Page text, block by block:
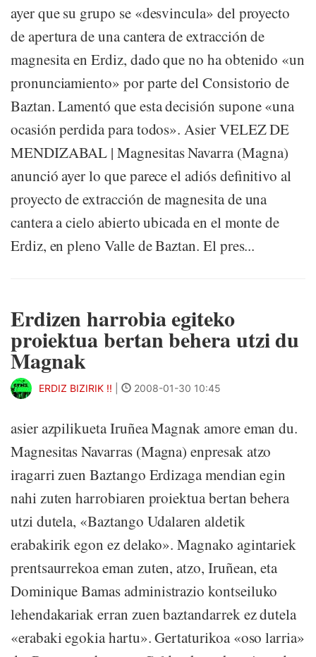
ayer que su grupo se «desvincula» del proyecto
de apertura de una cantera de extracción de
magnesita en Erdiz, dado que no ha obtenido «un
pronunciamiento» por parte del Consistorio de
Baztan. Lamentó que esta decisión supone «una
ocasión perdida para todos». Asier VELEZ DE
MENDIZABAL | Magnesitas Navarra (Magna)
anunció ayer lo que parece el adiós definitivo al
proyecto de extracción de magnesita de una
cantera a cielo abierto ubicada en el monte de
Erdiz, en pleno Valle de Baztan. El pres...
Erdizen harrobia egiteko
proiektua bertan behera utzi du
Magnak
ERDIZ BIZIRIK !! 2008-01-30 10:45
asier azpilikueta Iruñea Magnak amore eman du.
Magnesitas Navarras (Magna) enpresak atzo
iragarri zuen Baztango Erdizaga mendian egin
nahi zuten harrobiaren proiektua bertan behera
utzi dutela, «Baztango Udalaren aldetik
erabakirik egon ez delako». Magnako agintariek
prentsaurrekoa eman zuten, atzo, Iruñean, eta
Dominique Bamas administrazio kontseiluko
lehendakariak erran zuen baztandarrek ez dutela
«erabaki egokia hartu». Gertaturikoa «oso larria»